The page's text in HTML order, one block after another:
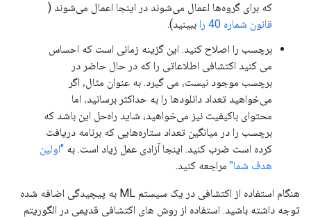
که برای گروه‌ها اعمال می‌شوند در اینجا اعمال می‌شوند (
قانون شماره 40 را
ببینید).
برچسب را اصلاح کنید. این گزینه زمانی است که احساس
می کنید اکتشافی اطلاعاتی را که در حال حاضر در
برچسب موجود نیست، می گیرد. به عنوان مثال، اگر
می‌خواهید تعداد دانلودها را به حداکثر برسانید، اما
محتوای باکیفیت نیز می‌خواهید، شاید راه‌حل این باشد که
برچسب را در میانگین تعداد ستاره‌هایی که برنامه دریافت
کرده است ضرب کنید. اینجا آزادی عمل زیاد است. به "اولین
هدف شما" مراجعه کنید.
هنگام استفاده از اکتشافی در یک سیستم ML به پیچیدگی اضافه شده
توجه داشته باشید. استفاده از روش های اکتشافی قدیمی در الگوریتم